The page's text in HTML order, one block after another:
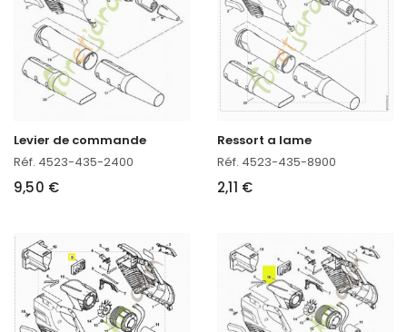
Levier de commande
Réf. 4523-435-2400
9,50 €
Ressort a lame
Réf. 4523-435-8900
2,11 €